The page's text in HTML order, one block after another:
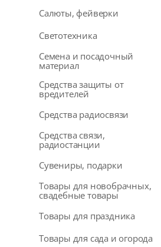
Салюты, фейверки
Светотехника
Семена и посадочный
материал
Средства защиты от
вредителей
Средства радиосвязи
Средства связи,
радиостанции
Сувениры, подарки
Товары для новобрачных,
свадебные товары
Товары для праздника
Товары для сада и огорода